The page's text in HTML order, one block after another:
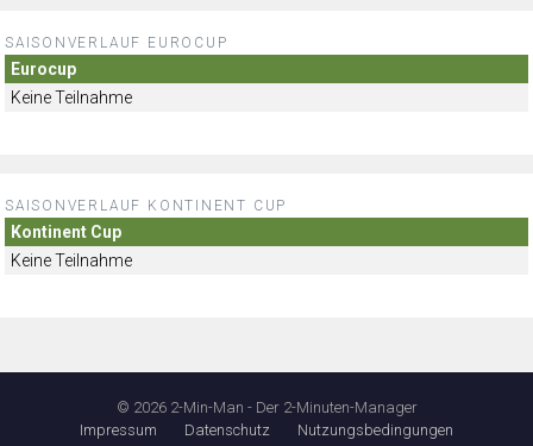
SAISONVERLAUF EUROCUP
Eurocup
Keine Teilnahme
SAISONVERLAUF KONTINENT CUP
Kontinent Cup
Keine Teilnahme
© 2026 2-Min-Man - Der 2-Minuten-Manager
Impressum
Datenschutz Nutzungsbedingungen